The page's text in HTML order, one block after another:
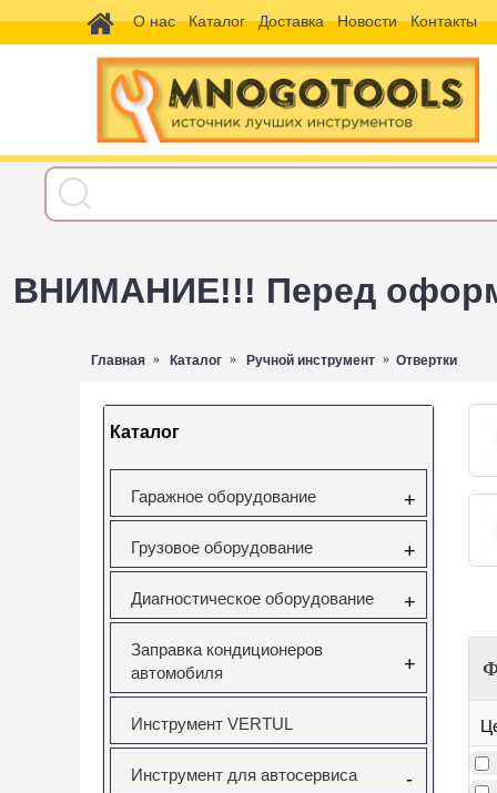
О нас Каталог Доставка Новости Контакты
ВНИМАНИЕ!!! Перед
Главная Каталог Ручной инструмент Отвертки
Каталог
Гаражное оборудование +
Грузовое оборудование +
Диагностическое оборудование +
Заправка кондиционеров
автомобиля
+
Инструмент VERTUL
Инструмент для автосервиса -